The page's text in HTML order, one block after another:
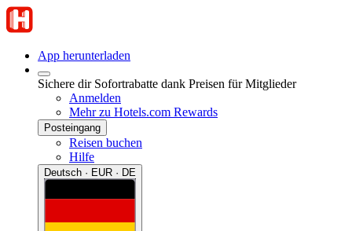
App herunterladen
Sichere dir Sofortrabatte dank Preisen für Mitglieder
Anmelden
Mehr zu Hotels.com Rewards
Posteingang
Reisen buchen
Hilfe
Deutsch · EUR · DE